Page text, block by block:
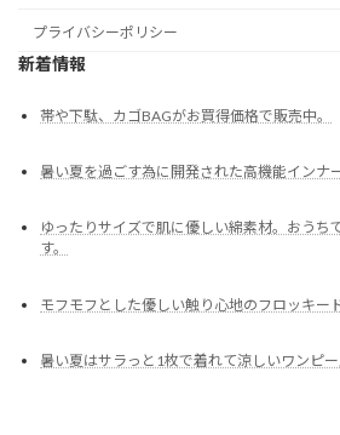
プライバシーポリシー
新着情報
帯や下駄、カゴBAGがお買得価格で販売中。
暑い夏を過ごす為に開発された高機能インナ
ゆったりサイズで肌に優しい綿素材。おうち
す。
モフモフとした優しい触り心地のフロッキー
暑い夏はサラっと1枚で着れて涼しいワンピ